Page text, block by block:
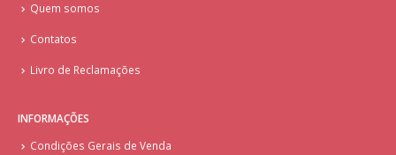
Quem somos
Contatos
Livro de Reclamações
INFORMAÇÕES
Condições Gerais de Venda